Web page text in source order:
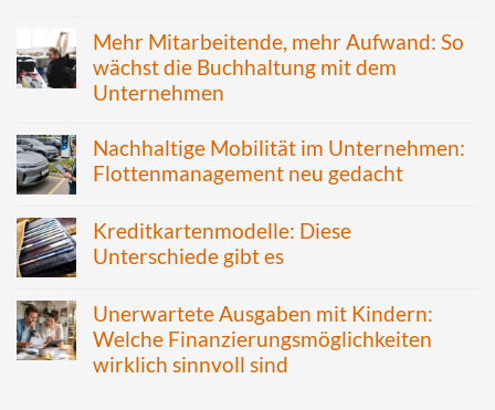
Mehr Mitarbeitende, mehr Aufwand: So
wächst die Buchhaltung mit dem
Unternehmen
Nachhaltige Mobilität im Unternehmen:
Flottenmanagement neu gedacht
Kreditkartenmodelle: Diese
Unterschiede gibt es
Unerwartete Ausgaben mit Kindern:
Welche Finanzierungsmöglichkeiten
wirklich sinnvoll sind